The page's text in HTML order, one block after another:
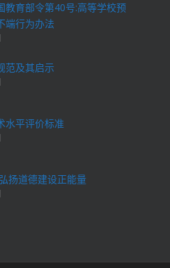
教育部令第40号:高等学校预
端行为办法
范及其启示
水平评价标准
扬道德建设正能量